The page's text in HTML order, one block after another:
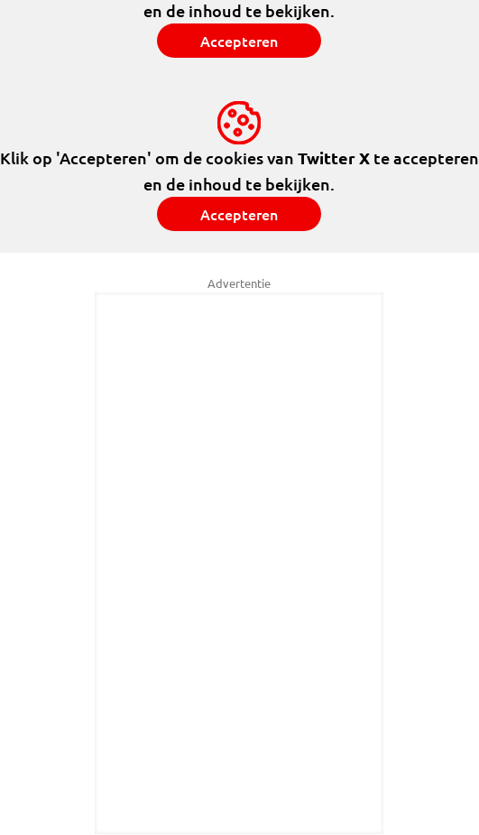
en de inhoud te bekijken.
Accepteren
Klik op 'Accepteren' om de cookies van Twitter Xte accepteren
en de inhoud te bekijken.
Accepteren
Advertentie